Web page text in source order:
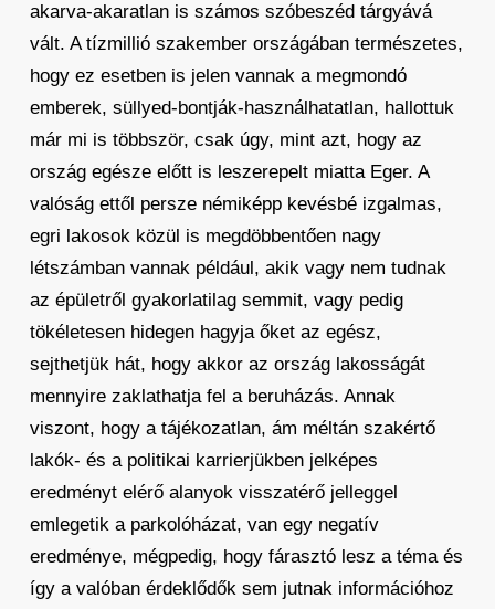
akarva-akaratlan is számos szóbeszéd tárgyává
vált. A tízmillió szakember országában természetes,
hogy ez esetben is jelen vannak a megmondó
emberek, süllyed-bontják-használhatatlan, hallottuk
már mi is többször, csak úgy, mint azt, hogy az
ország egésze előtt is leszerepelt miatta Eger. A
valóság ettől persze némiképp kevésbé izgalmas,
egri lakosok közül is megdöbbentően nagy
létszámban vannak például, akik vagy nem tudnak
az épületről gyakorlatilag semmit, vagy pedig
tökéletesen hidegen hagyja őket az egész,
sejthetjük hát, hogy akkor az ország lakosságát
mennyire zaklathatja fel a beruházás. Annak
viszont, hogy a tájékozatlan, ám méltán szakértő
lakók- és a politikai karrierjükben jelképes
eredményt elérő alanyok visszatérő jelleggel
emlegetik a parkolóházat, van egy negatív
eredménye, mégpedig, hogy fárasztó lesz a téma és
így a valóban érdeklődők sem jutnak információhoz